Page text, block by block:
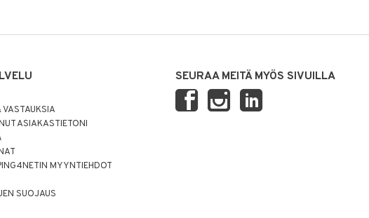
ASIAKASTIETONI
MYYNTIEHDOT
SUOJAUS
SEURAA MEITÄ MYÖS SIVUILLA